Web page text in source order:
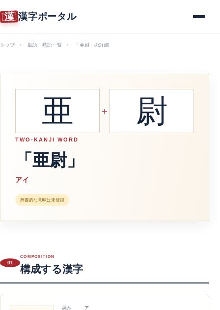
漢 漢字ポータル
トップ 単語・熟語一覧 「亜尉」の詳細
亜 ＋ 尉
TWO-KANJI WORD
「亜尉」
アイ
辞書的な意味は未登録
01
COMPOSITION
構成する漢字
読み
ア